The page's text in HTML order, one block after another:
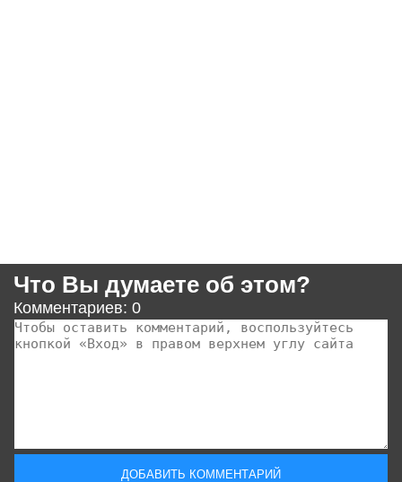
Что Вы думаете об этом?
Комментариев: 0